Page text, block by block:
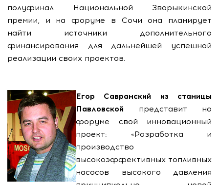
полуфинал Национальной Зворыкинской
премии, и на форуме в Сочи она планирует
найти источники дополнительного
финансирования для дальнейшей успешной
реализации своих проектов.
Егор Савранский из станицы
Павловской представит на
форуме свой инновационный
проект: «Разработка и
производство
высокоэффективных топливных
насосов высокого давления